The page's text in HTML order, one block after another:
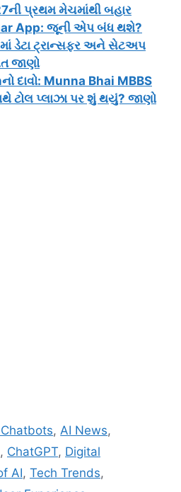
પ્રથમ મેચમાંથી બહાર
App: જૂની એપ બંધ થશે?
ડેટા ટ્રાન્સફર અને સેટઅપ
જાણો
દાવો: Munna Bhai MBBS
ટોલ પ્લાઝા પર શું થયું? જાણો
,AI News,
, ChatGPT, Digital
AI, Tech Trends,